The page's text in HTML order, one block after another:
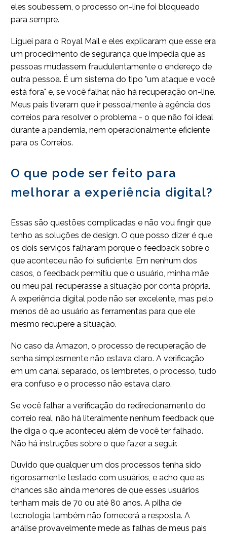
eles soubessem, o processo on-line foi bloqueado
para sempre.
Liguei para o Royal Mail e eles explicaram que esse era
um procedimento de segurança que impedia que as
pessoas mudassem fraudulentamente o endereço de
outra pessoa. É um sistema do tipo "um ataque e você
está fora" e, se você falhar, não há recuperação on-line.
Meus pais tiveram que ir pessoalmente à agência dos
correios para resolver o problema - o que não foi ideal
durante a pandemia, nem operacionalmente eficiente
para os Correios.
O que pode ser feito para
melhorar a experiência digital?
Essas são questões complicadas e não vou fingir que
tenho as soluções de design. O que posso dizer é que
os dois serviços falharam porque o feedback sobre o
que aconteceu não foi suficiente. Em nenhum dos
casos, o feedback permitiu que o usuário, minha mãe
ou meu pai, recuperasse a situação por conta própria.
A experiência digital pode não ser excelente, mas pelo
menos dê ao usuário as ferramentas para que ele
mesmo recupere a situação.
No caso da Amazon, o processo de recuperação de
senha simplesmente não estava claro. A verificação
em um canal separado, os lembretes, o processo, tudo
era confuso e o processo não estava claro.
Se você falhar a verificação do redirecionamento do
correio real, não há literalmente nenhum feedback que
lhe diga o que aconteceu além de você ter falhado.
Não há instruções sobre o que fazer a seguir.
Duvido que qualquer um dos processos tenha sido
rigorosamente testado com usuários, e acho que as
chances são ainda menores de que esses usuários
tenham mais de 70 ou até 80 anos. A pilha de
tecnologia também não fornecerá a resposta. A
análise provavelmente mede as falhas de meus pais